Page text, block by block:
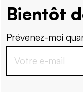
Bientôt
Prévenez-moi